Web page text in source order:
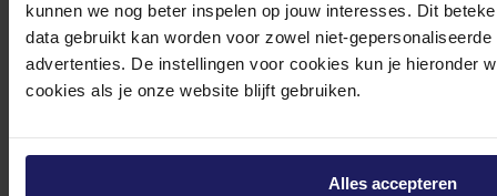
kunnen we nog beter inspelen op jouw interesses. Dit
data gebruikt kan worden voor zowel niet-
advertenties. De instellingen voor cookies kun je hieronder
cookies als je onze website blijft gebruiken.
Alles accepteren
Meld je aan voor onze nieuwsbrief!
Ontvang als eerste de beste deals in je inbox
Meld je aan